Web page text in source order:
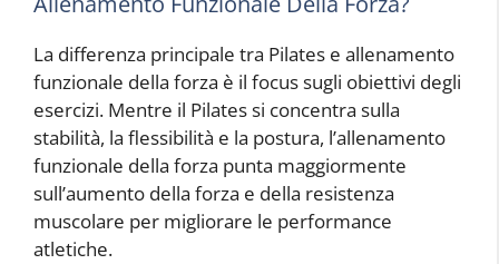
La differenza principale tra Pilates e allenamento
funzionale della forza è il focus sugli obiettivi degli
esercizi. Mentre il Pilates si concentra sulla
stabilità, la flessibilità e la postura, l’allenamento
funzionale della forza punta maggiormente
sull’aumento della forza e della resistenza
muscolare per migliorare le performance
atletiche.